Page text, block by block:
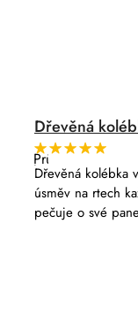
Dřevěná
Průměrné
hodnocení
produktu
je
5,0
z
Dřevěná kolébka
úsměv na rtech
pečuje o své